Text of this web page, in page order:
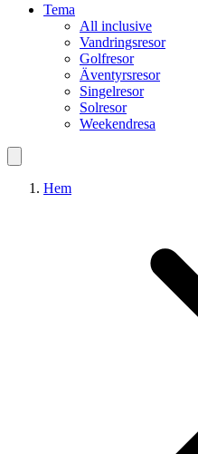
Tema
All inclusive
Vandringsresor
Golfresor
Äventyrsresor
Singelresor
Solresor
Weekendresa
Hem